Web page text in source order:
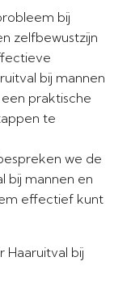
bij
zelfbewustzijn
bij mannen
praktische
te
we de
bij mannen en
effectief kunt
Haaruitval bij